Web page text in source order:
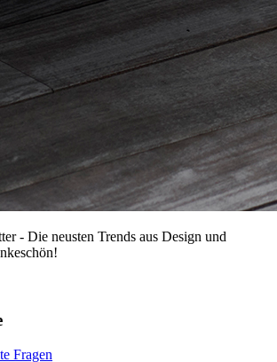
- Die neusten Trends aus Design und
Fragen